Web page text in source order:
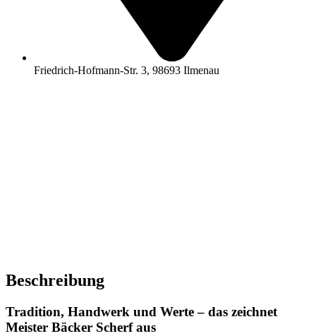
Friedrich-Hofmann-Str. 3, 98693 Ilmenau
Beschreibung
Tradition, Handwerk und Werte – das zeichnet
Meister Bäcker Scherf aus